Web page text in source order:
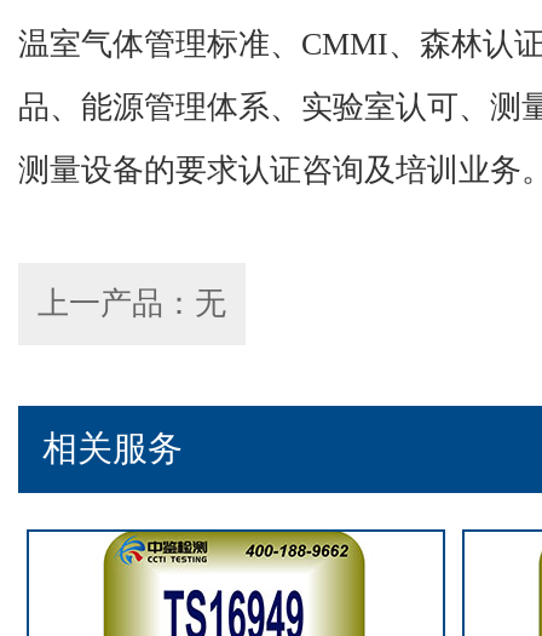
温室气体管理标准、CMMI、森林认
品、能源管理体系、实验室认可、测
测量设备的要求认证咨询及培训业务
上一产品：无
相关服务